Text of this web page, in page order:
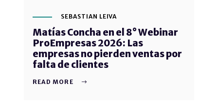
SEBASTIAN LEIVA
Matías Concha en el 8° Webinar
ProEmpresas 2026: Las
empresas no pierden ventas por
falta de clientes
READ MORE